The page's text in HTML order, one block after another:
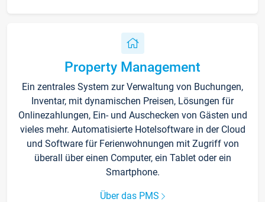
Property Management
Ein zentrales System zur Verwaltung von Buchungen,
Inventar, mit dynamischen Preisen, Lösungen für
Onlinezahlungen, Ein- und Auschecken von Gästen und
vieles mehr. Automatisierte Hotelsoftware in der Cloud
und Software für Ferienwohnungen mit Zugriff von
überall über einen Computer, ein Tablet oder ein
Smartphone.
Über das PMS